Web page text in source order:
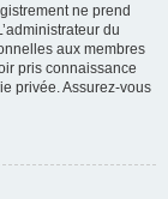
ne prend
du
aux membres
pris connaissance
privée. Assurez-vous